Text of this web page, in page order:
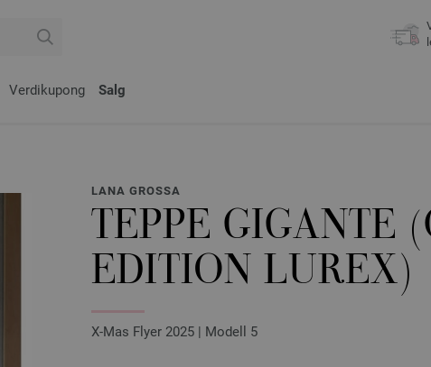
Verdikupong Salg
LANA GROSSA
TEPPE GIGANTE
EDITION LUREX)
X-Mas Flyer 2025 | Modell 5